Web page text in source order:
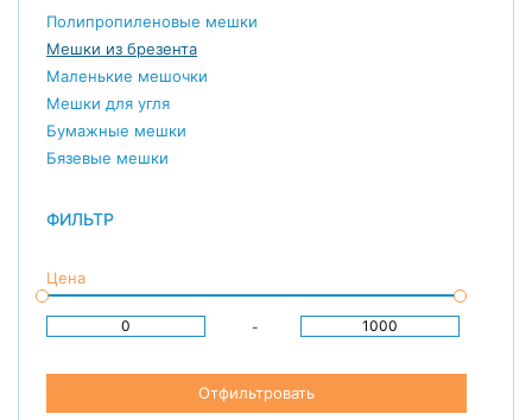
Полипропиленовые мешки
Мешки из брезента
Маленькие мешочки
Мешки для угля
Бумажные мешки
Бязевые мешки
ФИЛЬТР
Цена
-
Отфильтровать